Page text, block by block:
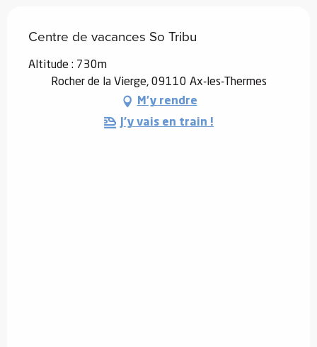
Centre de vacances So Tribu
Altitude : 730m
Rocher de la Vierge, 09110 Ax-les-Thermes
M'y rendre
J'y vais en train !